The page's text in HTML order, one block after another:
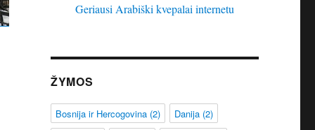
Geriausi Arabiški kvepalai internetu
ŽYMOS
Bosnija ir Hercogovina(2) Danija(2)